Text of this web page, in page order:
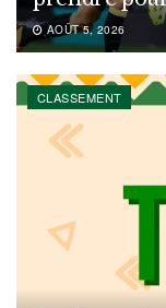
AOÛT 5, 2026
CLASSEMENT